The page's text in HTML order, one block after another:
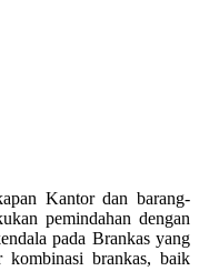
Kantor dan barang-
pemindahan dengan
pada Brankas yang
kombinasi brankas, baik